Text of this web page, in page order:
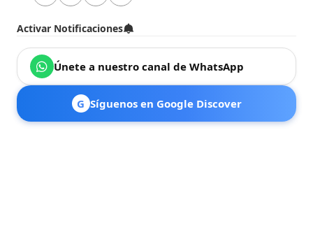
Activar Notificaciones
Únete a nuestro canal de WhatsApp
G Síguenos en Google Discover